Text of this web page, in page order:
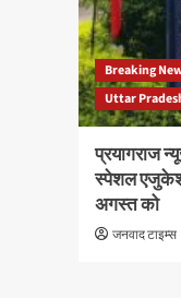
Breaking
Uttar
प्रयागराज
स्पेशल
अगस्त को
जनवाद टाइम्स